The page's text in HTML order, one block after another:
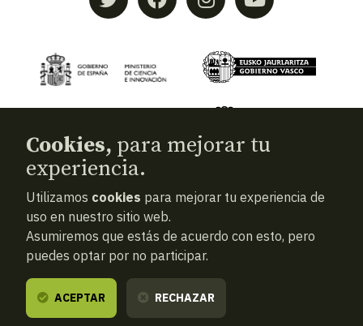
© 2026Aranzadi — Zientzia elkartea
Términos y condiciones
Política de privacidad
Cookies
Cookies, para mejorar tu
experiencia.
Utilizamos cookies para mejorar tu experiencia de
uso en nuestro sitio web.
Asumiremos que estás de acuerdo con esto, pero
puedes optar por no participar.
ACEPTAR RECHAZAR